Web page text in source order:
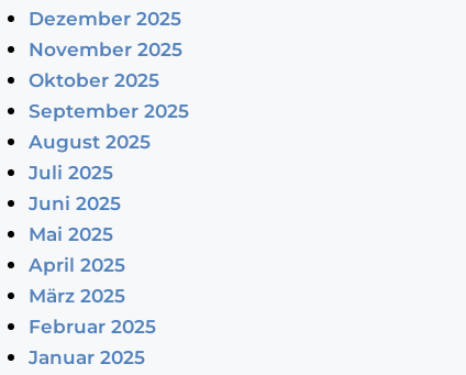
Dezember 2025
November 2025
Oktober 2025
September 2025
August 2025
Juli 2025
Juni 2025
Mai 2025
April 2025
März 2025
Februar 2025
Januar 2025